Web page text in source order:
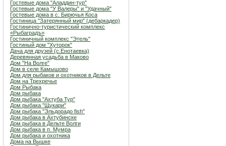
Гостевые дома "Аладдин-тур"
Гостевые дома "У Валеры" и "Удачный"
Гостевые дома в с. Бирючья Коса
Гостиница "Затерянный мир" (дебаркадер)
Гостинично-туристический комплекс
«Рыбаградъ»
Гостиничный комплекс "Этель"
Гостиный дом "Хуторок"
Дача для друзей (с.Енотаевка)
Деревянная усадьба в Маково
Дом "На Волге"
Дом в селе Камышово
Дом для рыбаков и охотников в Дельте
Дом на Трехречье
Дом Рыбака
Дом рыбака
Дом рыбака "Ахтуба Тур"
Дом рыбака "Щукари"
Дом рыбака "Эльдорадо fish"
Дом рыбака в Ахтубинске
Дом рыбака в Дельте Волги
Дом рыбака в п. Мумра
Дом рыбака и охотника
Дома на Вышке